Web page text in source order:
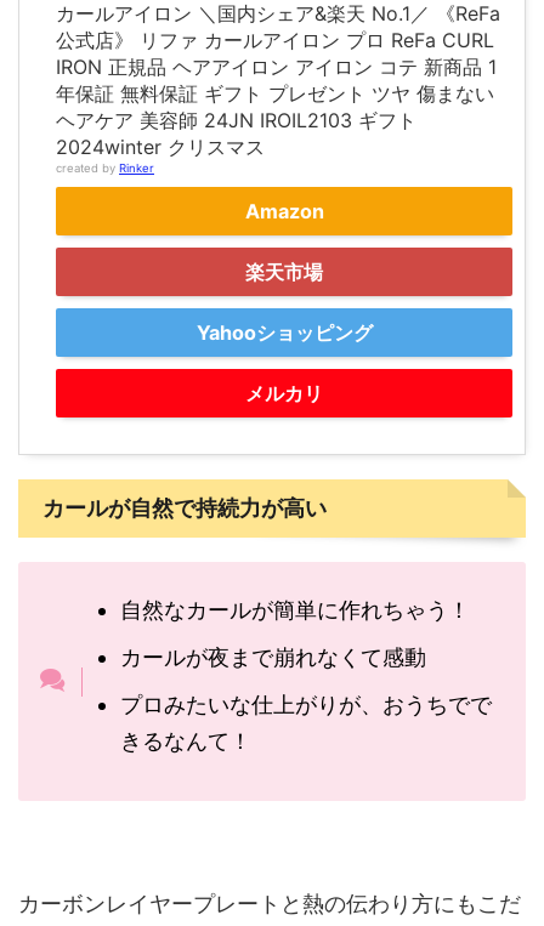
カールアイロン ＼国内シェア&楽天 No.1／ 《ReFa
公式店》 リファ カールアイロン プロ ReFa CURL
IRON 正規品 ヘアアイロン アイロン コテ 新商品 1
年保証 無料保証 ギフト プレゼント ツヤ 傷まない
ヘアケア 美容師 24JN IROIL2103 ギフト
2024winter クリスマス
created by Rinker
Amazon
楽天市場
Yahooショッピング
メルカリ
カールが自然で持続力が高い
自然なカールが簡単に作れちゃう！
カールが夜まで崩れなくて感動
プロみたいな仕上がりが、おうちでで
きるなんて！
カーボンレイヤープレートと熱の伝わり方にもこだ